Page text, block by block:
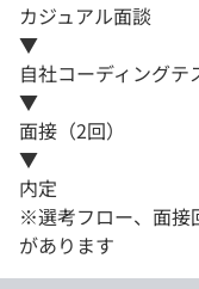
カジュアル面談
▼
自社コーディングテ
▼
面接（2回）
▼
内定
※選考フロー、面接
があります